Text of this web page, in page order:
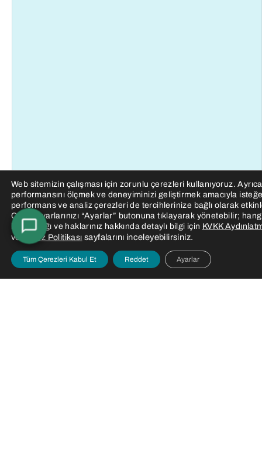
Web sitemizin çalışması için zorunlu çerezleri kullanıyoruz.
performansını ölçmek ve deneyiminizi geliştirmek amacıyla
performans ve analiz çerezleri de tercihlerinize bağlı olarak
Çerez ayarlarınızı “Ayarlar” butonuna tıklayarak yönetebilir;
kullanıldığı ve haklarınız hakkında detaylı bilgi için KVKK
ve Çerez Politikası sayfalarını inceleyebilirsiniz.
Tüm Çerezleri Kabul Et Reddet Ayarlar